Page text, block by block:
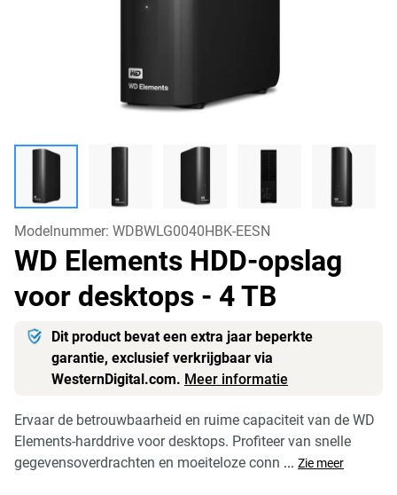
Modelnummer: WDBWLG0040HBK-EESN
WD Elements HDD-opslag
voor desktops - 4 TB
Dit product bevat een extra jaar beperkte
garantie, exclusief verkrijgbaar via
WesternDigital.com. Meer informatie
Ervaar de betrouwbaarheid en ruime capaciteit van de WD
Elements-harddrive voor desktops. Profiteer van snelle
gegevensoverdrachten en moeiteloze conn ... Zie meer